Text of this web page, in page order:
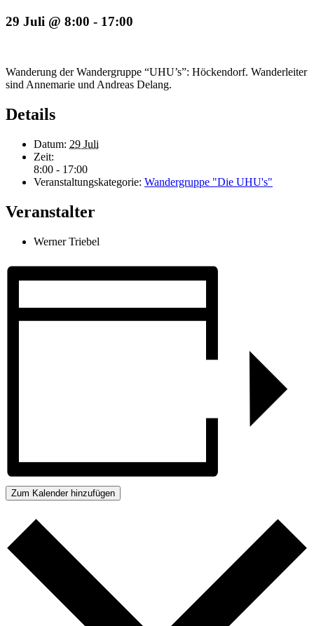
29 Juli @ 8:00 - 17:00
Wanderung der Wandergruppe “UHU’s”: Höckendorf. Wanderleiter
sind Annemarie und Andreas Delang.
Details
Datum: 29 Juli
Zeit:
8:00 - 17:00
Veranstaltungskategorie: Wandergruppe "Die UHU's"
Veranstalter
Werner Triebel
Zum Kalender hinzufügen